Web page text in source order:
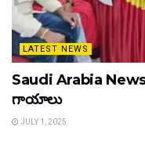
LATEST NEWS
Saudi Arabia
గాయాలు
JULY 1, 2025